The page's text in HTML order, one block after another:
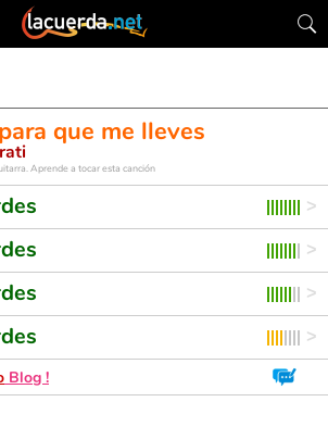
que me lleves
Aprende a tocar esta canción
Blog !